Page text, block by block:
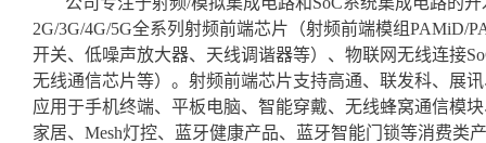
2G/3G/4G/5G全系列射频前端芯片（射频前端模组
开关、低噪声放大器、天线调谐器等）、物联网无线连接
无线通信芯片等）。射频前端芯片支持高通、联发科、展
应用于手机终端、平板电脑、智能穿戴、无线蜂窝通信模
家居、Mesh灯控、蓝牙健康产品、蓝牙智能门锁等消费类